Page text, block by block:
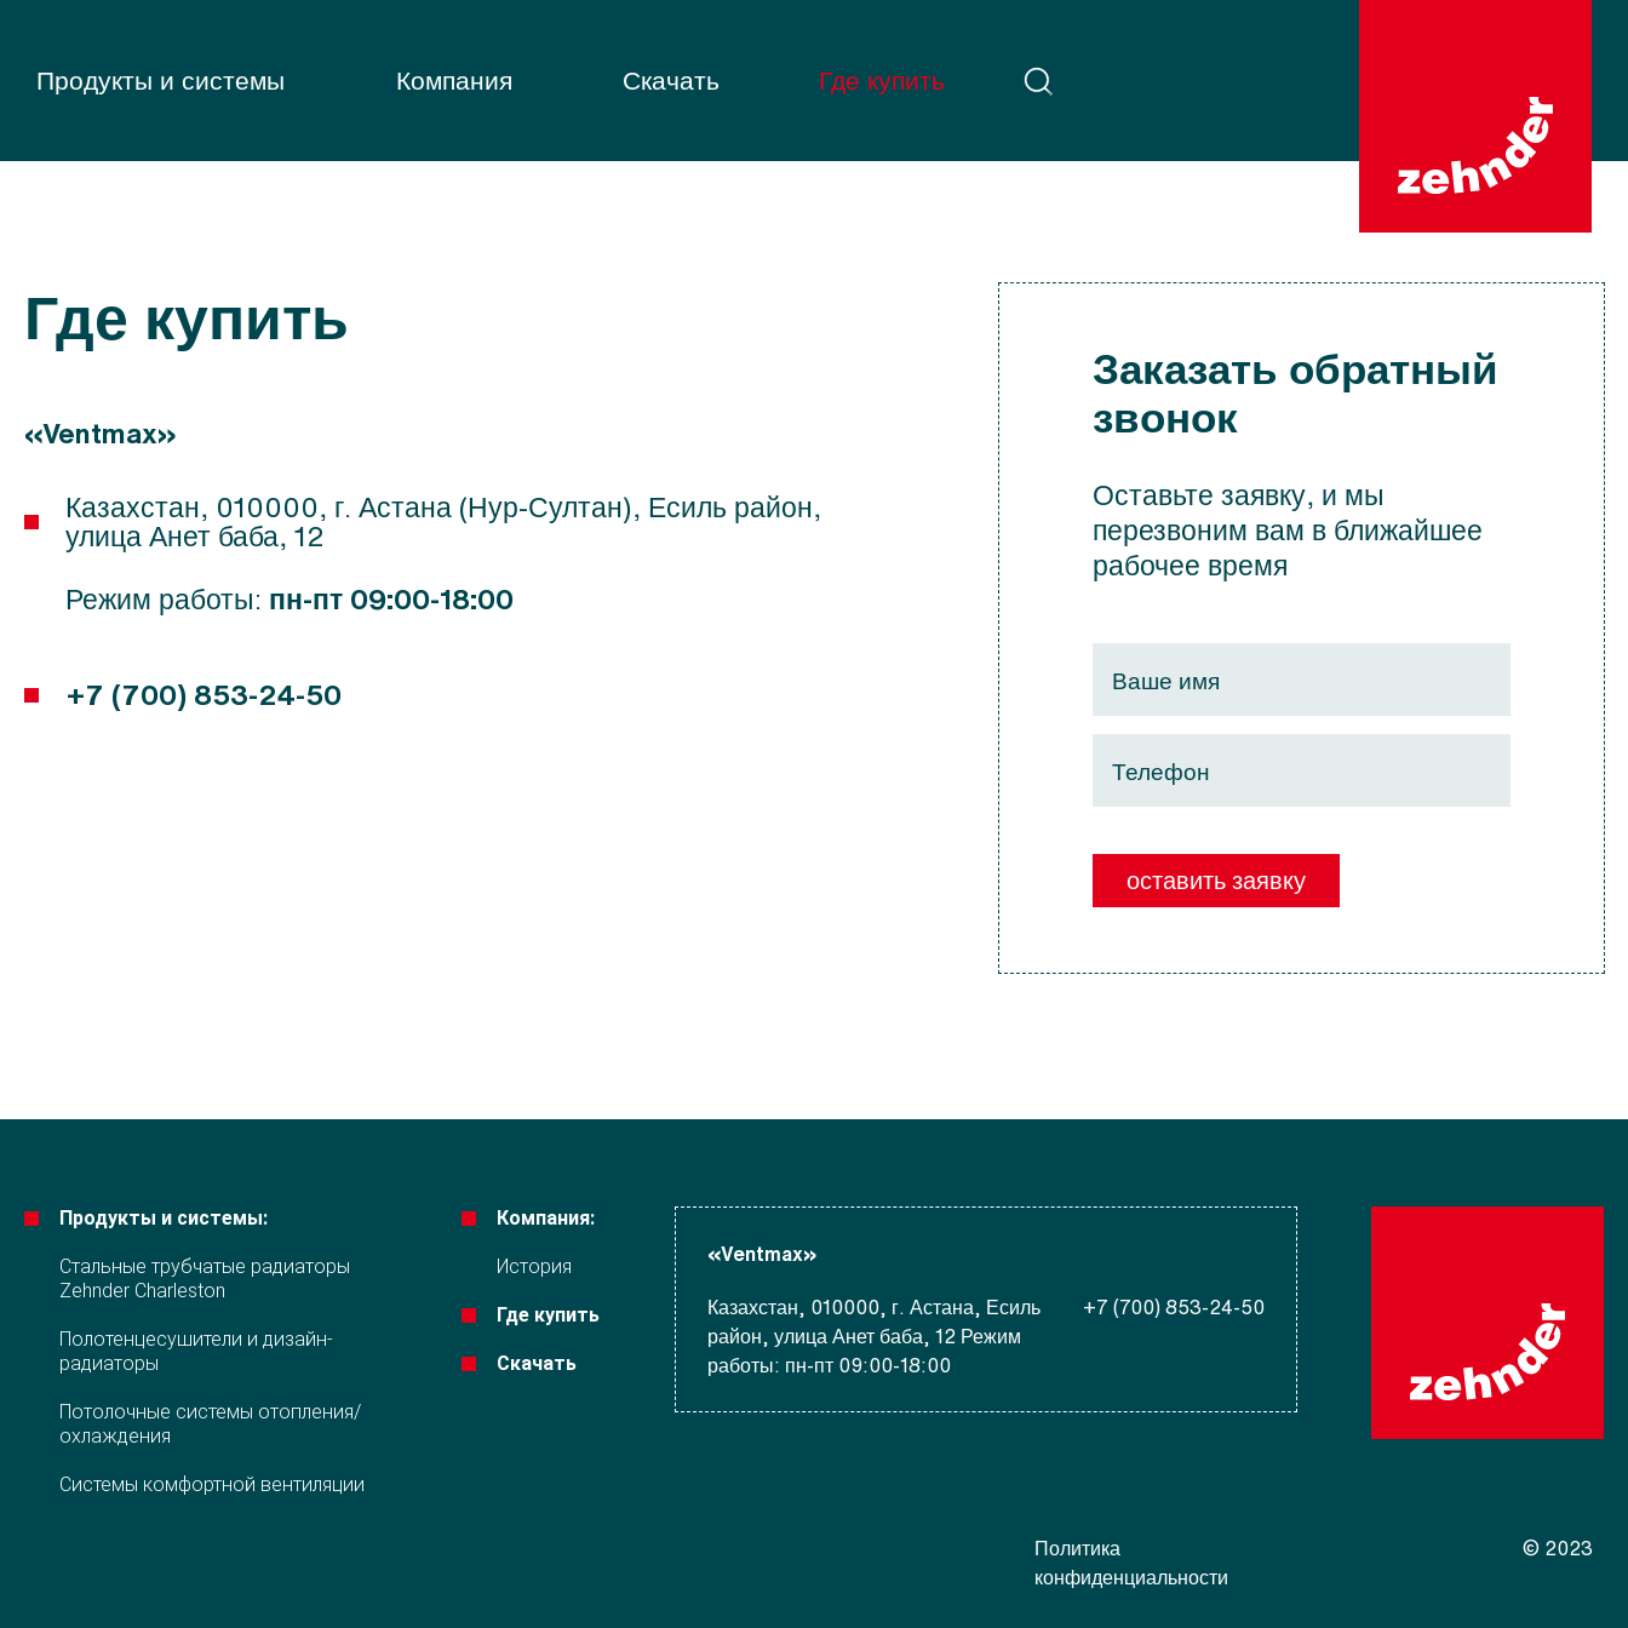
Продукты и системы Компания Скачать Где купить
Где купить
«Ventmax»
Казахстан, 010000, г. Астана (Нур-Султан), Есиль район,
улица Анет баба, 12
Режим работы: пн-пт 09:00-18:00
+7 (700) 853-24-50
Заказать обратный
звонок
Оставьте заявку, и мы
перезвоним вам в ближайшее
рабочее время
Продукты и системы:
Стальные трубчатые радиаторы
Zehnder Charleston
Полотенцесушители и дизайн-
радиаторы
Потолочные системы отопления/
охлаждения
Системы комфортной вентиляции
Компания:
История
Где купить
Скачать
«Ventmax»
Казахстан, 010000, г. Астана, Есиль
район, улица Анет баба, 12 Режим
работы: пн-пт 09:00-18:00
+7 (700) 853-24-50
Политика
конфиденциальности
© 2023